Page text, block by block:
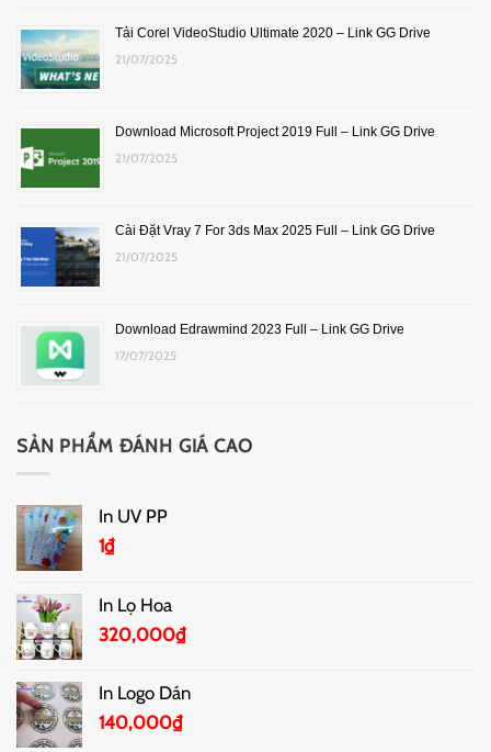
Tải Corel VideoStudio Ultimate 2020 – Link GG Drive
21/07/2025
Download Microsoft Project 2019 Full – Link GG Drive
21/07/2025
Cài Đặt Vray 7 For 3ds Max 2025 Full – Link GG Drive
21/07/2025
Download Edrawmind 2023 Full – Link GG Drive
17/07/2025
SẢN PHẨM ĐÁNH GIÁ CAO
In UV PP
1₫
In Lọ Hoa
320,000₫
In Logo Dán
140,000₫